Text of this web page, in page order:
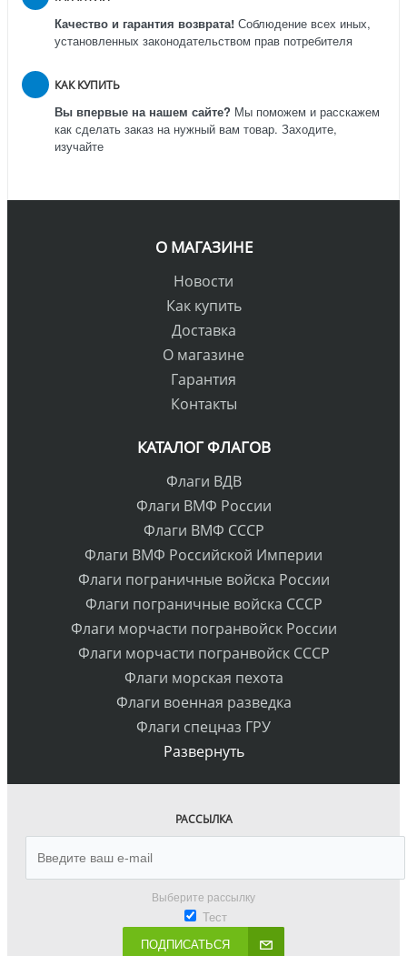
Качество и гарантия возврата! Соблюдение всех иных,
установленных законодательством прав потребителя
КАК КУПИТЬ
Вы впервые на нашем сайте? Мы поможем и расскажем
как сделать заказ на нужный вам товар. Заходите,
изучайте
О МАГАЗИНЕ
Новости
Как купить
Доставка
О магазине
Гарантия
Контакты
КАТАЛОГ ФЛАГОВ
Флаги ВДВ
Флаги ВМФ России
Флаги ВМФ СССР
Флаги ВМФ Российской Империи
Флаги пограничные войска России
Флаги пограничные войска СССР
Флаги морчасти погранвойск России
Флаги морчасти погранвойск СССР
Флаги морская пехота
Флаги военная разведка
Флаги спецназ ГРУ
Развернуть
РАССЫЛКА
Выберите рассылку
Тест
ПОДПИСАТЬСЯ